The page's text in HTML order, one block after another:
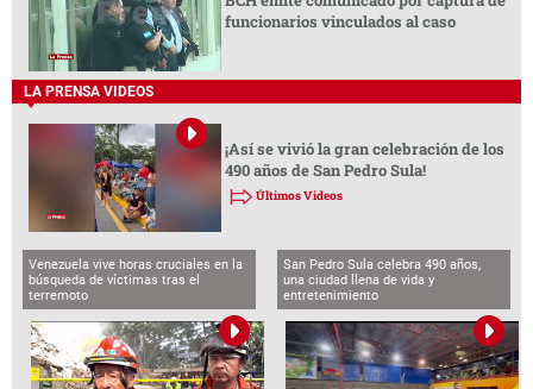
funcionarios vinculados al caso
LA PRENSA VIDEOS
¡Así se vivió la gran celebración de los
490 años de San Pedro Sula!
Últimos Videos
Venezuela vive horas cruciales en la
búsqueda de víctimas tras el
terremoto
San Pedro Sula celebra 490 años,
una ciudad llena de vida y
entretenimiento